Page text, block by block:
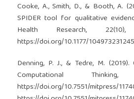
Cooke, A., Smith, D., & Booth, A.
SPIDER tool for qualitative
Health Research,
https://doi.org/10.1177/
Denning, P. J., & Tedre, M.
Computational
https://doi.org/10.7551/mitpress/